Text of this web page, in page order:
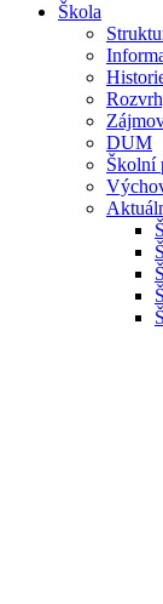
Škola
DUM
Školní